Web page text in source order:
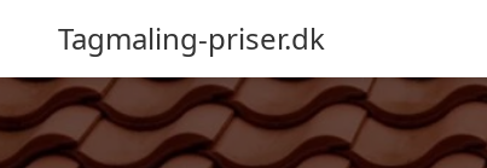
Tagmaling-priser.dk